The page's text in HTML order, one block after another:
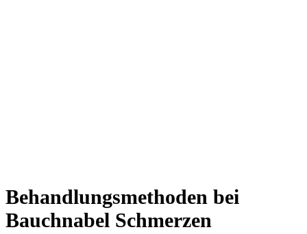
Behandlungsmethoden bei
Bauchnabel Schmerzen